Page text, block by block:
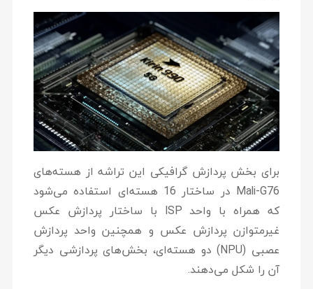
برای بخش پردازش گرافیکی این تراشه از هسته‌های
Mali-G76 در ساختار 16 هسته‌ای استفاده می‌شود
که همراه با واحد ISP با ساختار پردازش عکس
غیرمتوازن پردازش عکس و همچنین واحد پردازش
عصبی (NPU) دو هسته‌ای، بخش‌های پردازشی دیگر
آن را شکل می‌دهند.